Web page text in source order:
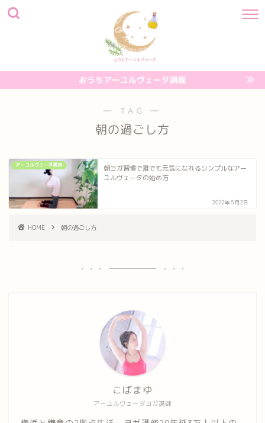
おうちアーユルヴェーダ講座
― TAG ―
朝の過ごし方
アーユルヴェーダ美容
朝ヨガ習慣で誰でも元気になれるシンプルなアー
ユルヴェーダの始め方
2022年5月2日
HOME 朝の過ごし方
アーユルヴェーダヨガ講師
こばまゆ